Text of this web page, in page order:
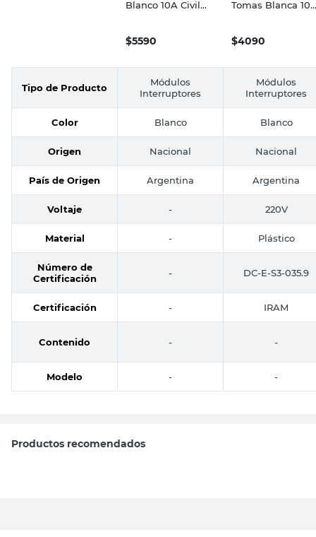
Blanco 10A Civil
$5590
Tomas Blanca
$4090
Tipo de Producto
Módulos
Interruptores
Módulos
Interruptores
Color Blanco Blanco
Origen Nacional Nacional
País de Origen Argentina Argentina
Voltaje - 220V
Material - Plástico
Número de
Certificación
- DC-E-S3-035.9
Certificación - IRAM
Contenido - -
Modelo - -
Productos recomendados